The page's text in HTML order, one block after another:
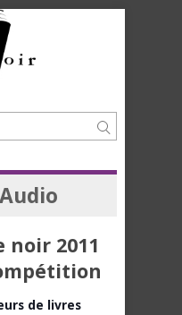
noir 2011
de livres